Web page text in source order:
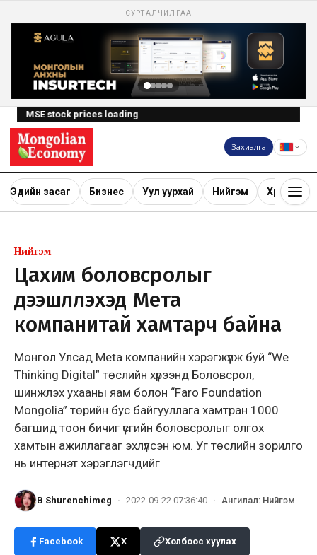
СУРТАЛЧИЛГАА
MSE stock prices loading
Захиалга
Эдийн засаг Бизнес Уул уурхай Нийгэм Хөрөнгө
Нийгэм
Цахим боловсролыг
дээшлүүлэхэд Мета
компанитай хамтарч байна
Монгол Улсад Meta компанийн хэрэгжүүлж буй “We
Thinking Digital” төслийн хүрээнд Боловсрол,
шинжлэх ухааны яам болон “Faro Foundation
Mongolia” төрийн бус байгууллага хамтран 1000
багшид тоон бичиг үсгийн боловсролыг олгох
хамтын ажиллагааг эхлүүлсэн юм. Уг төслийн зорилго
нь интернэт хэрэглэгчдийг
B Shurenchimeg · 2022-09-22 07:36:40 · Ангилал: Нийгэм
Facebook X Холбоос хуулах